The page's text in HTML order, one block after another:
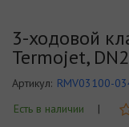
3-ходовой
Termojet,
Артикул: RMV03100-
Есть в наличии
|